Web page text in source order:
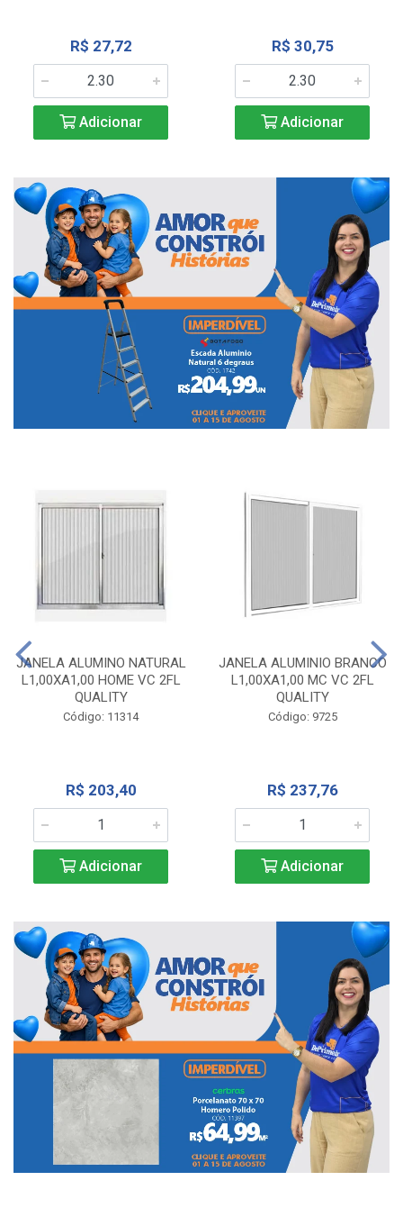
R$ 27,72
Adicionar
R$ 30,75
Adicionar
JANELA ALUMINO NATURAL
L1,00XA1,00 HOME VC 2FL
QUALITY
Código: 11314
R$ 203,40
Adicionar
JANELA ALUMINIO BRANCO
L1,00XA1,00 MC VC 2FL
QUALITY
Código: 9725
R$ 237,76
Adicionar